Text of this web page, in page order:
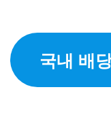
국내 배